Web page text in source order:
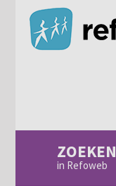
ZOEKEN
in Refoweb